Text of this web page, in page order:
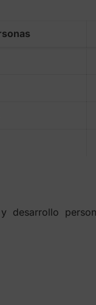
desarrollo